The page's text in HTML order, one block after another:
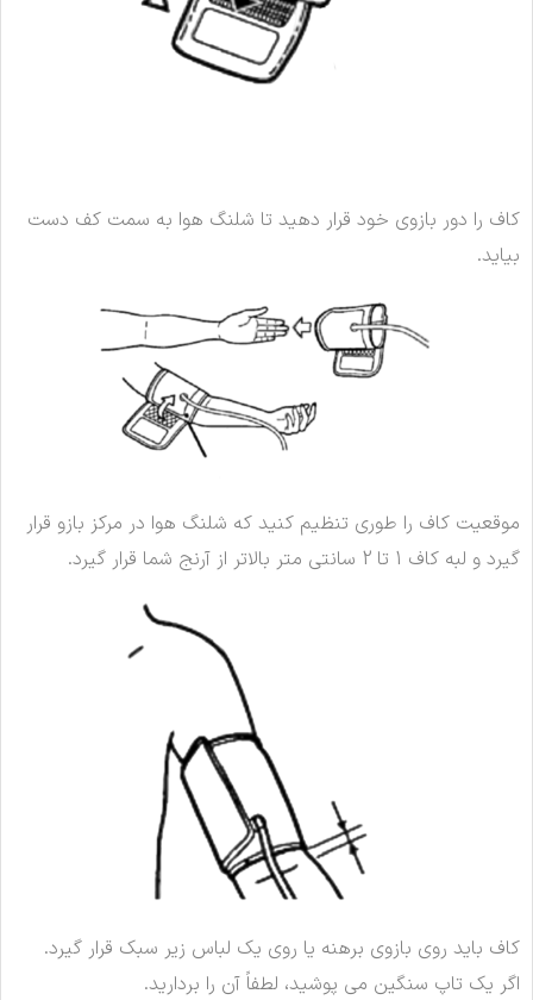
کاف را دور بازوی خود قرار دهید تا شلنگ هوا به سمت کف دست
بیاید.
موقعیت کاف را طوری تنظیم کنید که شلنگ هوا در مرکز بازو قرار
گیرد و لبه کاف 1 تا 2 سانتی متر بالاتر از آرنج شما قرار گیرد.
کاف باید روی بازوی برهنه یا روی یک لباس زیر سبک قرار گیرد.
اگر یک تاپ سنگین می پوشید، لطفاً آن را بردارید.